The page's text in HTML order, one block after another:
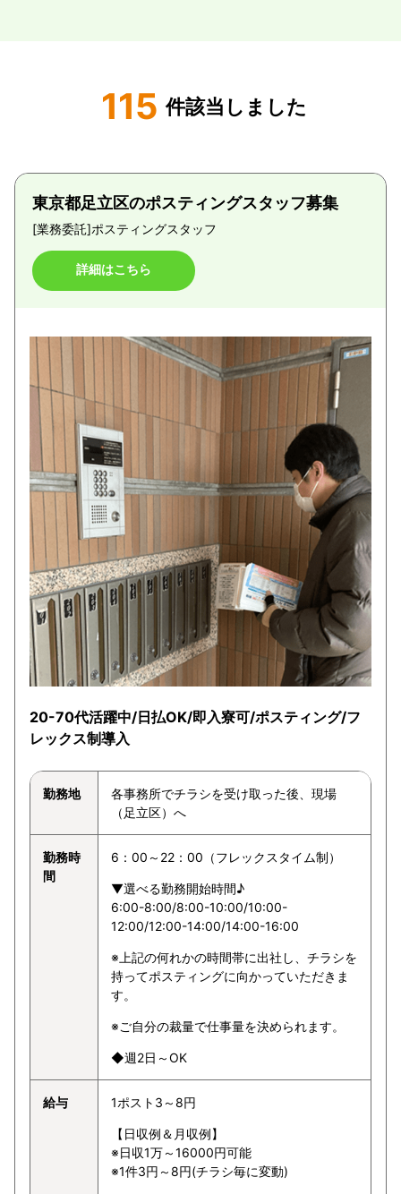
115 件該当しました
東京都足立区のポスティングスタッフ募集
[業務委託]ポスティングスタッフ
詳細はこちら
20-70代活躍中/日払OK/即入寮可/ポスティング/フ
レックス制導入
勤務地
各事務所でチラシを受け取った後、現場
（足立区）へ
勤務時
間
6：00～22：00（フレックスタイム制）
▼選べる勤務開始時間♪
6:00-8:00/8:00-10:00/10:00-
12:00/12:00-14:00/14:00-16:00
※上記の何れかの時間帯に出社し、チラシを
持ってポスティングに向かっていただきま
す。
※ご自分の裁量で仕事量を決められます。
◆週2日～OK
給与 1ポスト3～8円
【日収例＆月収例】
※日収1万～16000円可能
※1件3円～8円(チラシ毎に変動)